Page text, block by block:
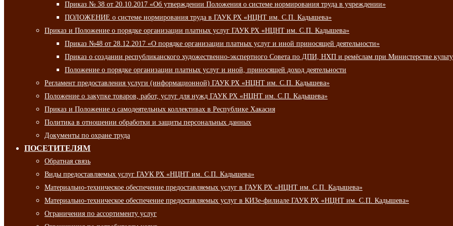
Приказ № 38 от 20.10.2017 «Об утверждении Положения о системе нормирования труда в учреждении»
ПОЛОЖЕНИЕ о системе нормирования труда в ГАУК РХ «НЦНТ им. С.П. Кадышева»
Приказ и Положение о порядке организации платных услуг ГАУК РХ «НЦНТ им. С.П. Кадышева»
Приказ №48 от 28.12.2017 «О порядке организации платных услуг и иной приносящей деятельности»
Приказ о создании республиканского художественно-экспертного Совета по ДПИ, НХП и ремёслам при Министерстве
Положение о порядке организации платных услуг и иной, приносящей доход деятельности
Регламент предоставления услуги (информационной) ГАУК РХ «НЦНТ им. С.П. Кадышева»
Положение о закупке товаров, работ, услуг для нужд ГАУК РХ «НЦНТ им. С.П. Кадышева»
Приказ и Положение о самодеятельных коллективах в Республике Хакасия
Политика в отношении обработки и защиты персональных данных
Документы по охране труда
ПОСЕТИТЕЛЯМ
Обратная связь
Виды предоставляемых услуг ГАУК РХ «НЦНТ им. С.П. Кадышева»
Материально-техническое обеспечение предоставляемых услуг в ГАУК РХ «НЦНТ им. С.П. Кадышева»
Материально-техническое обеспечение предоставляемых услуг в КИЗе-филиале ГАУК РХ «НЦНТ им. С.П. Кадышева»
Ограничения по ассортименту услуг